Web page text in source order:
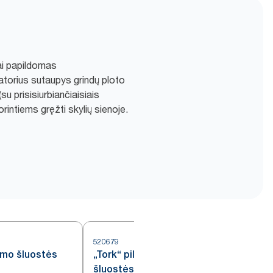
papildomas
sutaupys grindų ploto
prisisiurbiančiaisiais
gręžti skylių sienoje.
šluostės
520679
„Tork“ pilkos pramoninės valymo
šluostės, pilkos W4